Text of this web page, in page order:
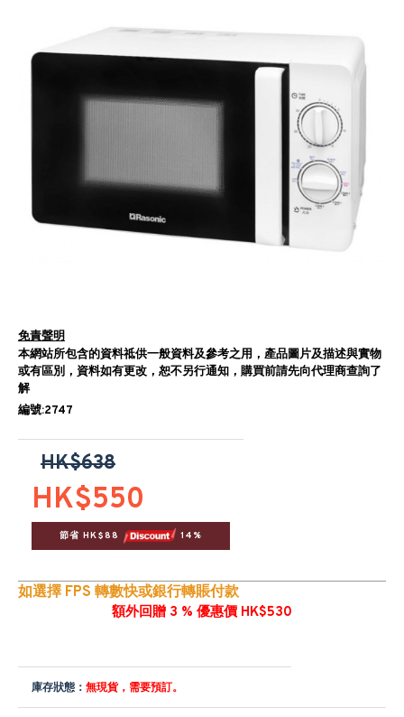
免責聲明
本網站所包含的資料祗供一般資料及參考之用，產品圖片及描述與實物
或有區別，資料如有更改，恕不另行通知，購買前請先向代理商查詢了
解
編號:2747
HK$550
HK$638
節省 HK$88 14%
如選擇 FPS 轉數快或銀行轉賬付款
額外回贈 3 % 優惠價 HK$530
庫存狀態： 無現貨，需要預訂。